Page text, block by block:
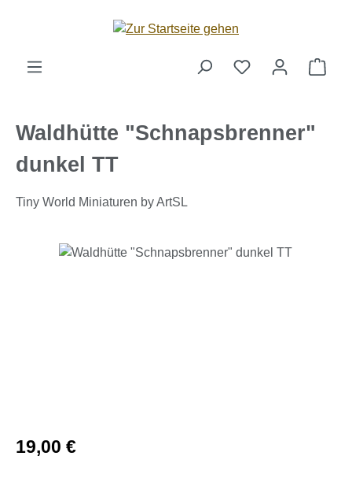
Zum Hauptinhalt springen
Waldhütte "Schnapsbrenner"
dunkel TT
Tiny World Miniaturen by ArtSL
Bildergalerie überspringen
Regulärer Preis:
19,00 €